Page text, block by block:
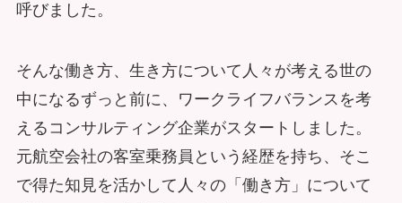
呼びました。
そんな働き方、生き方について人々が考える世の
中になるずっと前に、ワークライフバランスを考
えるコンサルティング企業がスタートしました。
元航空会社の客室乗務員という経歴を持ち、そこ
で得た知見を活かして人々の「働き方」について